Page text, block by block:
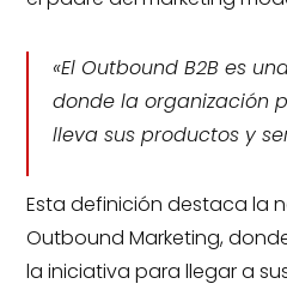
«El Outbound B2B es
donde la organización
lleva sus productos y
Esta definición destaca la
Outbound Marketing,
la iniciativa para llegar a